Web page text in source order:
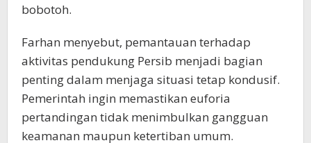
bobotoh.
Farhan menyebut, pemantauan terhadap
aktivitas pendukung Persib menjadi bagian
penting dalam menjaga situasi tetap kondusif.
Pemerintah ingin memastikan euforia
pertandingan tidak menimbulkan gangguan
keamanan maupun ketertiban umum.